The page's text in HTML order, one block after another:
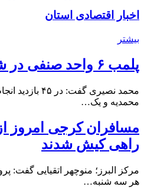
اخبار اقتصادی استان
بیشتر
پلمب ۶ واحد صنفی در شهرستان البرز
محمدیه و یک…
مسافران کرجی امروز از
راهی کیش شدند
مرکز البرز؛ منوچهر اتقیایی گفت:
هر سه شنبه…